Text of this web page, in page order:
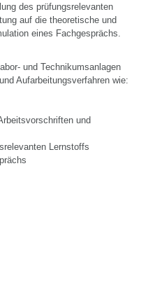
des prüfungsrelevanten
auf die theoretische und
eines Fachgesprächs.
und Technikumsanlagen
Aufarbeitungsverfahren wie:
und
Lernstoffs